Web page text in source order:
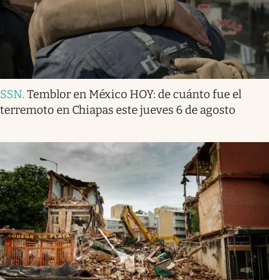
SSN. Temblor en México HOY: de cuánto fue el
terremoto en Chiapas este jueves 6 de agosto